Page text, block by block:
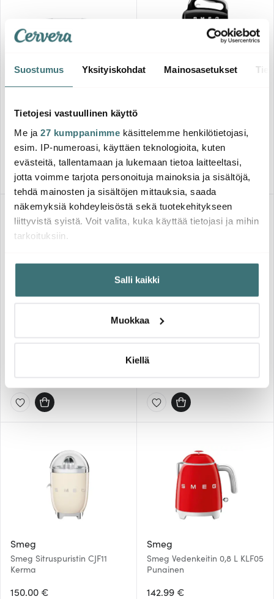
Suostumus Yksityiskohdat Mainosasetukset
Tietojesi vastuullinen käyttö
Me ja 27 kumppanimme käsittelemme henkilötietojasi,
esim. IP-numeroasi, käyttäen teknologioita, kuten
evästeitä, tallentamaan ja lukemaan tietoa laitteeltasi,
jotta voimme tarjota personoituja mainoksia ja sisältöjä,
tehdä mainosten ja sisältöjen mittauksia, saada
näkemyksiä kohdeyleisöstä sekä tuotekehitykseen
liittyvistä syistä. Voit valita, kuka käyttää tietojasi ja mihin
tarkoituksiin.
Jos sallit, haluamme myös tehdä seuraavia:
Kerätä tietoja maantieteellisestä sijainnistasi,
mahdollisesti muutaman metrin tarkkuudella
aktiivisesti (sormenjäljen muodostaminen)
tiedot-osiossa
evästeilmoituksessa.
jaamme sosiaalisen median, mainosalan ja analytiikka-
alan kumppaneillemme tietoja siitä, miten käytät
sivustoamme. Kumppanimme voivat yhdistää näitä
tietoja muihin tietoihin, joita olet antanut heille tai joita on
kerätty, kun olet käyttänyt heidän palvelujaan.
Salli kaikki
Muokkaa
Kiellä
Smeg
viipaletta TSF01 Punainen
189.99 €
Saatavilla
179.00 €
Saatavilla
Smeg
139.00 €
Smeg
Smeg Sitruspuristin CJF11
Kerma
150.00 €
Smeg
Smeg Vedenkeitin 0,8 L KLF05
Punainen
142.99 €